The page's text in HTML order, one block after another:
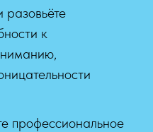
разовьёте
к
профессиональное